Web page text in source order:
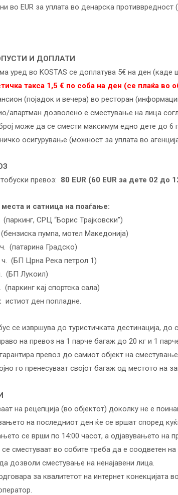
во EUR за уплата во денарска противвредност
И ДОПЛАТИ
уред во KOSTAS се доплатува 5€ на ден (каде
такса 1,5 € по соба на ден (се плаќа во
(појадок и вечера) во ресторан
апартман дозволено е сместување на лица
може да се смести максимум едно дете до 6
осигурување (можност за уплата во
превоз: 80 EUR (60 EUR за дете 02 до
и сатница на поаѓање:
СРЦ “Борис Трајковски”)
пумпа, мотел Македонија)
(патарина Градско)
(БП Црна Река петрол 1)
(БП Лукоил)
кај спортска сала)
истиот ден попладне.
се извршува до туристичката дестинација,
на превоз на 1 парче багаж до 20 кг и 1
превоз до самиот објект на
го пренесуваат својот багаж од местото на
на рецепција (во објектот) доколку не е
на последниот ден ќе се вршат според
се врши по 14:00 часот, а одјавувањето на
сместуваат во собите треба да е соодветен
дозволи сместување на ненајавени лица.
за квалитетот на интернет конекцијата